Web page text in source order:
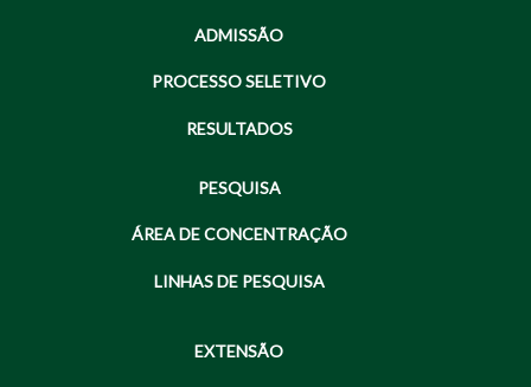
ADMISSÃO
PROCESSO SELETIVO
RESULTADOS
PESQUISA
ÁREA DE CONCENTRAÇÃO
LINHAS DE PESQUISA
EXTENSÃO